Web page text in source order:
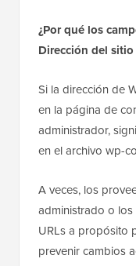
¿Por qué los
Dirección del
Si la dirección de
en la página de
administrador,
en el archivo wp-
A veces, los
administrado o
URLs a propósito
prevenir cambios